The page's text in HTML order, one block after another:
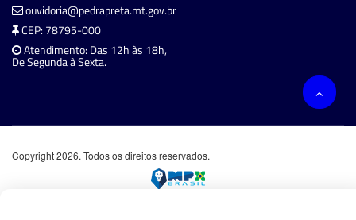
ouvidoria@pedrapreta.mt.gov.br
CEP: 78795-000
Atendimento: Das 12h às 18h,
De Segunda à Sexta.
Copyright 2026. Todos os direitos reservados.